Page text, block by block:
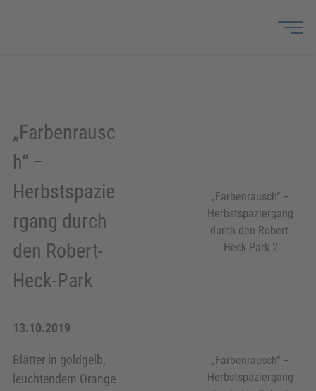
„Farbenrausc
h“ –
Herbstspazie
rgang durch
den Robert-
Heck-Park
13.10.2019
Blätter in goldgelb,
leuchtendem Orange
„Farbenrausch“ –
Herbstspaziergang
durch den Robert-
Heck-Park 2
„Farbenrausch“ –
Herbstspaziergang